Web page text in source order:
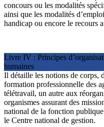
concours ou les modalités
ainsi que les modalités
handicap ou encore le recours
Livre IV : Principes
humaines
Il détaille les notions de corps,
formation professionnelle des
télétravail, un autre aux
organismes assurant des
national de la fonction
le Centre national de gestion.